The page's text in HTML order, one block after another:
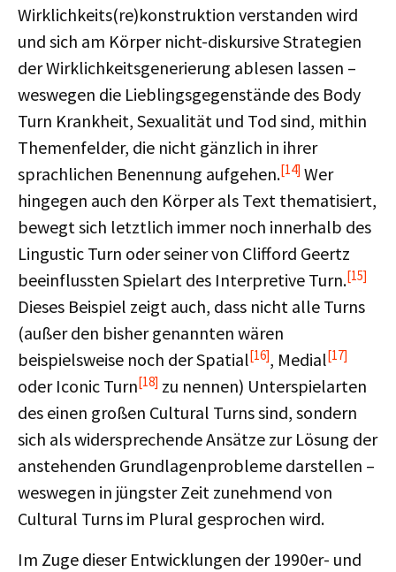
Wirklichkeits(re)konstruktion verstanden wird
und sich am Körper nicht-diskursive Strategien
der Wirklichkeitsgenerierung ablesen lassen –
weswegen die Lieblingsgegenstände des Body
Turn Krankheit, Sexualität und Tod sind, mithin
Themenfelder, die nicht gänzlich in ihrer
sprachlichen Benennung aufgehen.[14] Wer
hingegen auch den Körper als Text thematisiert,
bewegt sich letztlich immer noch innerhalb des
Lingustic Turn oder seiner von Clifford Geertz
beeinflussten Spielart des Interpretive Turn.[15]
Dieses Beispiel zeigt auch, dass nicht alle Turns
(außer den bisher genannten wären
beispielsweise noch der Spatial[16], Medial[17]
oder Iconic Turn[18] zu nennen) Unterspielarten
des einen großen Cultural Turns sind, sondern
sich als widersprechende Ansätze zur Lösung der
anstehenden Grundlagenprobleme darstellen –
weswegen in jüngster Zeit zunehmend von
Cultural Turns im Plural gesprochen wird.
Im Zuge dieser Entwicklungen der 1990er- und